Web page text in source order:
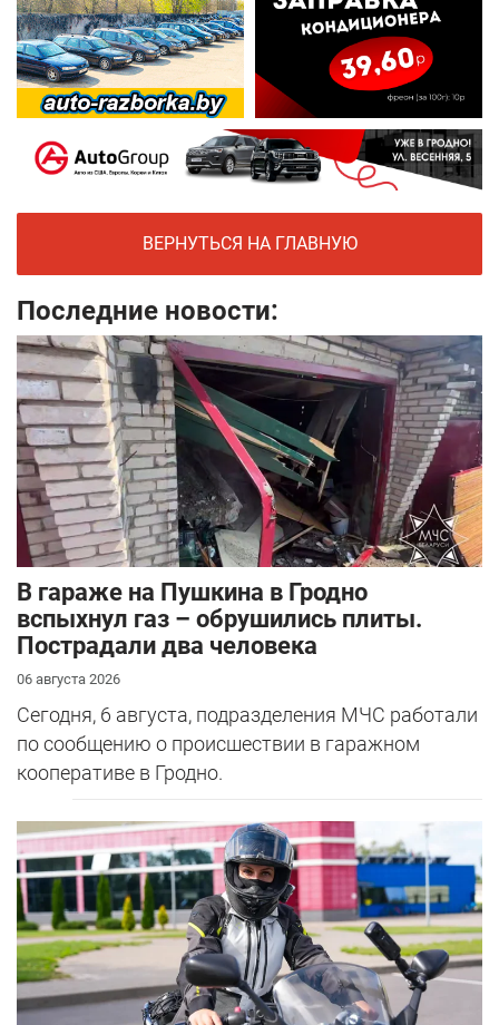
ВЕРНУТЬСЯ НА ГЛАВНУЮ
Последние новости:
В гараже на Пушкина в Гродно
вспыхнул газ – обрушились плиты.
Пострадали два человека
06 августа 2026
Сегодня, 6 августа, подразделения МЧС работали
по сообщению о происшествии в гаражном
кооперативе в Гродно.